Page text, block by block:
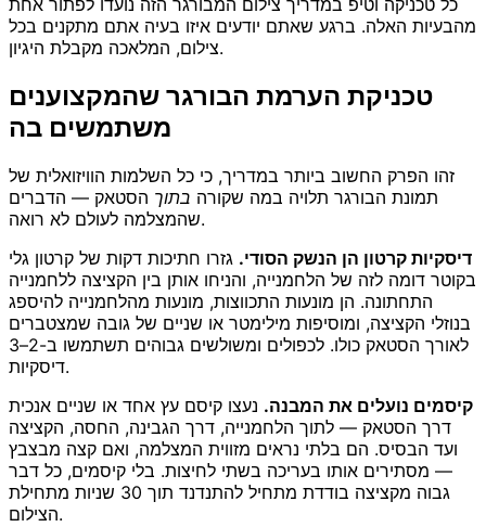
כל טכניקה וטיפ במדריך צילום המבורגר הזה נועדו לפתור אחת
מהבעיות האלה. ברגע שאתם יודעים איזו בעיה אתם מתקנים בכל
צילום, המלאכה מקבלת היגיון.
טכניקת הערמת הבורגר שהמקצוענים
משתמשים בה
זהו הפרק החשוב ביותר במדריך, כי כל השלמות הוויזואלית של
תמונת הבורגר תלויה במה שקורה בתוך הסטאק — הדברים
שהמצלמה לעולם לא רואה.
דיסקיות קרטון הן הנשק הסודי. גזרו חתיכות דקות של קרטון גלי
בקוטר דומה לזה של הלחמנייה, והניחו אותן בין הקציצה ללחמנייה
התחתונה. הן מונעות התכווצות, מונעות מהלחמנייה להיספג
בנוזלי הקציצה, ומוסיפות מילימטר או שניים של גובה שמצטברים
לאורך הסטאק כולו. לכפולים ומשולשים גבוהים תשתמשו ב-2–3
דיסקיות.
קיסמים נועלים את המבנה. נעצו קיסם עץ אחד או שניים אנכית
דרך הסטאק — לתוך הלחמנייה, דרך הגבינה, החסה, הקציצה
ועד הבסיס. הם בלתי נראים מזווית המצלמה, ואם קצה מבצבץ
— מסתירים אותו בעריכה בשתי לחיצות. בלי קיסמים, כל דבר
גבוה מקציצה בודדת מתחיל להתנדנד תוך 30 שניות מתחילת
הצילום.